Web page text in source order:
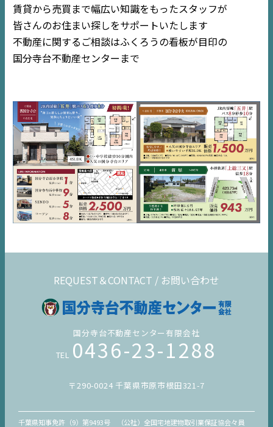
NEWS
EVENT
千葉エリア
内房エリア
デジタルサイネージ
不動産一括査定
賃貸から売買まで幅広い知識をもったスタッフが
皆さんのお住まい探しをサポートいたします
不動産に関するご相談はふくろうの看板が目印の
国分寺台不動産センターまで
REQUEST＆CONTACT / お問い合わせ
国分寺台不動産センター有限会社
TEL 0436-23-1288
〒290-0024 千葉県市原市根田321-7
千葉県知事免許（9）第9493号 （公社）全国宅地建物取引業保証協会々員